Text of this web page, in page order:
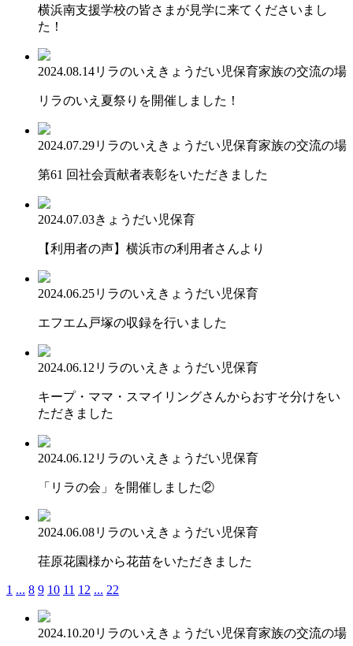
横浜南支援学校の皆さまが見学に来てくださいまし
た！
2024.08.14リラのいえ きょうだい児保育家族の交流の場
リラのいえ夏祭りを開催しました！
2024.07.29リラのいえ きょうだい児保育家族の交流の場
第61 回社会貢献者表彰をいただきました
2024.07.03きょうだい児保育
【利用者の声】横浜市の利用者さんより
2024.06.25リラのいえ きょうだい児保育
エフエム戸塚の収録を行いました
2024.06.12 リラのいえ きょうだい児保育
キープ・ママ・スマイリングさんからおすそ分けをい
ただきました
2024.06.12 リラのいえ きょうだい児保育
「リラの会」を開催しました②
2024.06.08リラのいえ きょうだい児保育
荏原花園様から花苗をいただきました
1 ... 8 9 10 11 12 ... 22
2024.10.20リラのいえ きょうだい児保育家族の交流の場